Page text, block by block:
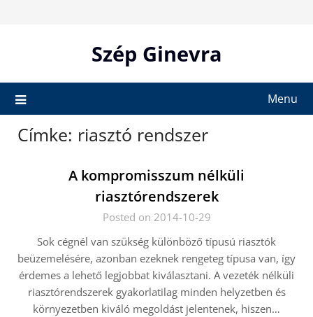
Szép Ginevra
Menu
Címke: riasztó rendszer
A kompromisszum nélküli
riasztórendszerek
Posted on 2014-10-29
Sok cégnél van szükség különböző típusú riasztók
beüzemelésére, azonban ezeknek rengeteg típusa van, így
érdemes a lehető legjobbat kiválasztani. A vezeték nélküli
riasztórendszerek gyakorlatilag minden helyzetben és
környezetben kiváló megoldást jelentenek, hiszen…